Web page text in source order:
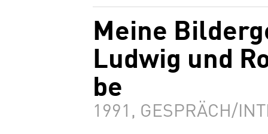
Meine
Ludwig und
be
1991, GESPRÄCH/